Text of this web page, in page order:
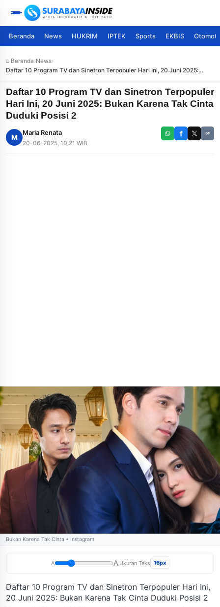
Beranda News HUKRIM IPTEK Sports EKBIS
⌂ Beranda›News›
Daftar 10 Program TV dan Sinetron Terpopuler Hari Ini, 20 Juni 2025:
Bukan Karena Tak Cinta Duduki Posisi 2
Daftar 10 Program TV dan Sinetron Terpopuler
Hari Ini, 20 Juni 2025: Bukan Karena Tak Cinta
Duduki Posisi 2
M
Maria Renata
20-06-2025, 10:21 WIB
Bukan Karena Tak Cinta • Instagram
A A Ukuran Teks 16px
Daftar 10 Program TV dan Sinetron Terpopuler Hari Ini,
20 Juni 2025: Bukan Karena Tak Cinta Duduki Posisi 2